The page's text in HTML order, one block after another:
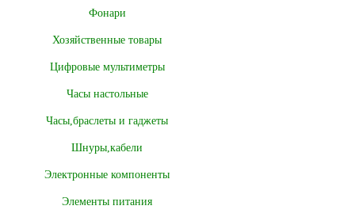
Фонари
Хозяйственные товары
Цифровые мультиметры
Часы настольные
Часы,браслеты и гаджеты
Шнуры,кабели
Электронные компоненты
Элементы питания